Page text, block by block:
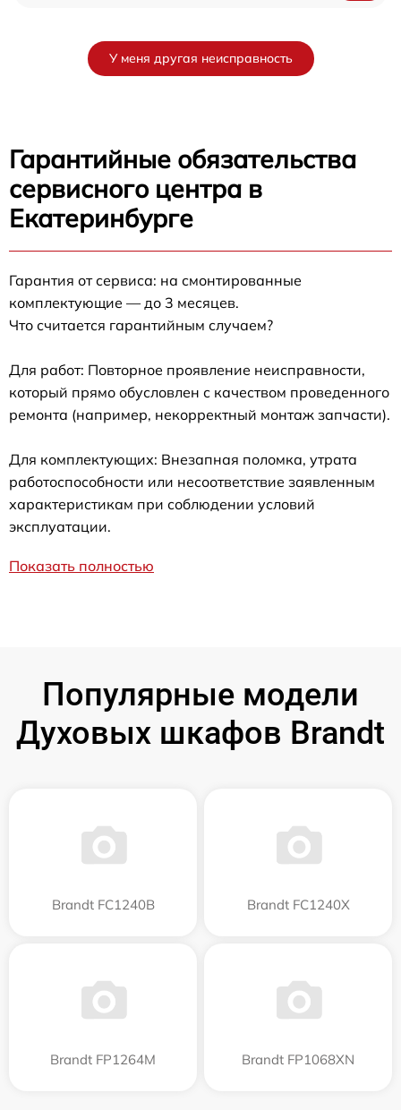
У меня другая неисправность
Гарантийные обязательства
сервисного центра в
Екатеринбурге
Гарантия от сервиса: на смонтированные
комплектующие — до 3 месяцев.
Что считается гарантийным случаем?
Для работ: Повторное проявление неисправности,
который прямо обусловлен с качеством проведенного
ремонта (например, некорректный монтаж запчасти).
Для комплектующих: Внезапная поломка, утрата
работоспособности или несоответствие заявленным
характеристикам при соблюдении условий
эксплуатации.
Показать полностью
Популярные модели
Духовых шкафов Brandt
Brandt FC1240B Brandt FC1240X
Brandt FP1264M Brandt FP1068XN